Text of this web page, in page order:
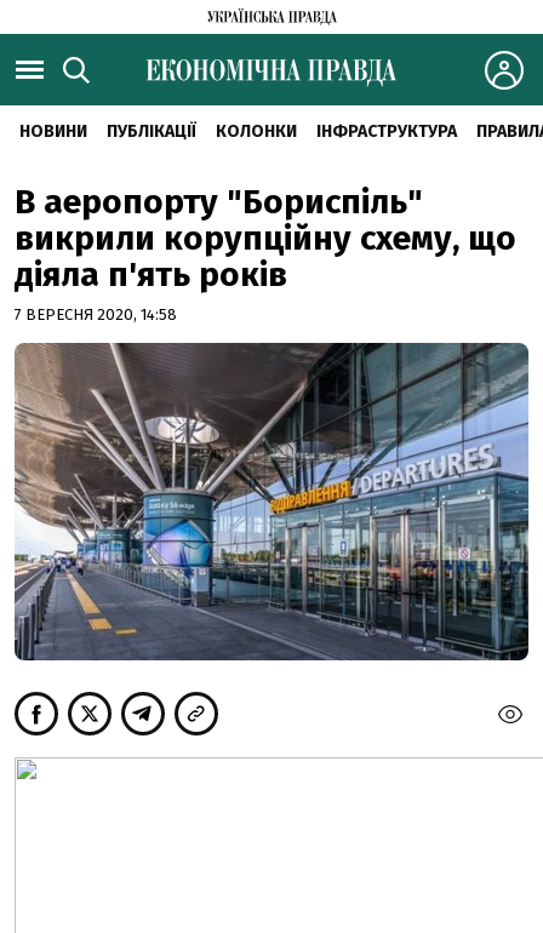
НОВИНИ ПУБЛІКАЦІЇ КОЛОНКИ ІНФРАСТРУКТУРА
В аеропорту "Бориспіль"
викрили корупційну схему, що
діяла п'ять років
7 ВЕРЕСНЯ 2020, 14:58